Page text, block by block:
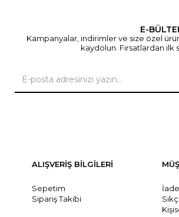
E-
Kampanyalar, indirimler ve size özel
kaydolun. Fırsatlardan ilk
ALIŞVERİŞ BİLGİLERİ
Sepetim
Sipariş Takibi